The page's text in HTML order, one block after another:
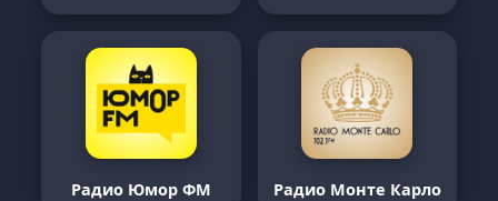
Радио Юмор ФМ Радио Монте Карло